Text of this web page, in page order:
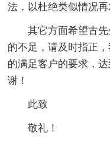
法，以杜绝类似情况再
其它方面希望古
的不足，请及时指正
的满足客户的要求，
谢！
此致
敬礼！